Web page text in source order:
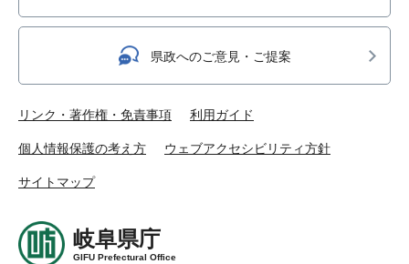
県政へのご意見・ご提案
リンク・著作権・免責事項 利用ガイド
個人情報保護の考え方 ウェブアクセシビリティ方針
サイトマップ
岐阜県庁
GIFU Prefectural Office